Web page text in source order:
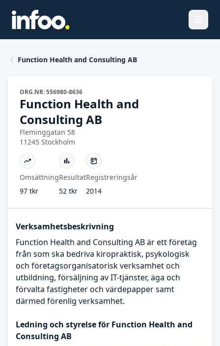
Function Health and Consulting AB
ORG.NR: 556980-8636
Function Health and
Consulting AB
Fleminggatan 58
11245 Stockholm
Omsättning
97 tkr
Resultat
52 tkr
Registreringsår
2014
Verksamhetsbeskrivning
Function Health and Consulting AB är ett företag
från som ska bedriva kiropraktisk, psykologisk
och företagsorganisatorisk verksamhet och
utbildning, försäljning av IT-tjänster, äga och
förvalta fastigheter och värdepapper samt
därmed förenlig verksamhet.
Ledning och styrelse för Function Health and
Consulting AB